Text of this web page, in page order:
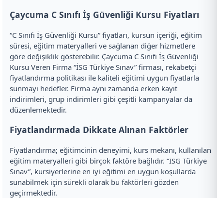
Çaycuma C Sınıfı İş Güvenliği Kursu Fiyatları
“C Sınıfı İş Güvenliği Kursu” fiyatları, kursun içeriği, eğitim
süresi, eğitim materyalleri ve sağlanan diğer hizmetlere
göre değişiklik gösterebilir. Çaycuma C Sınıfı İş Güvenliği
Kursu Veren Firma “İSG Türkiye Sınav” firması, rekabetçi
fiyatlandırma politikası ile kaliteli eğitimi uygun fiyatlarla
sunmayı hedefler. Firma aynı zamanda erken kayıt
indirimleri, grup indirimleri gibi çeşitli kampanyalar da
düzenlemektedir.
Fiyatlandırmada Dikkate Alınan Faktörler
Fiyatlandırma; eğitimcinin deneyimi, kurs mekanı, kullanılan
eğitim materyalleri gibi birçok faktöre bağlıdır. “İSG Türkiye
Sınav”, kursiyerlerine en iyi eğitimi en uygun koşullarda
sunabilmek için sürekli olarak bu faktörleri gözden
geçirmektedir.